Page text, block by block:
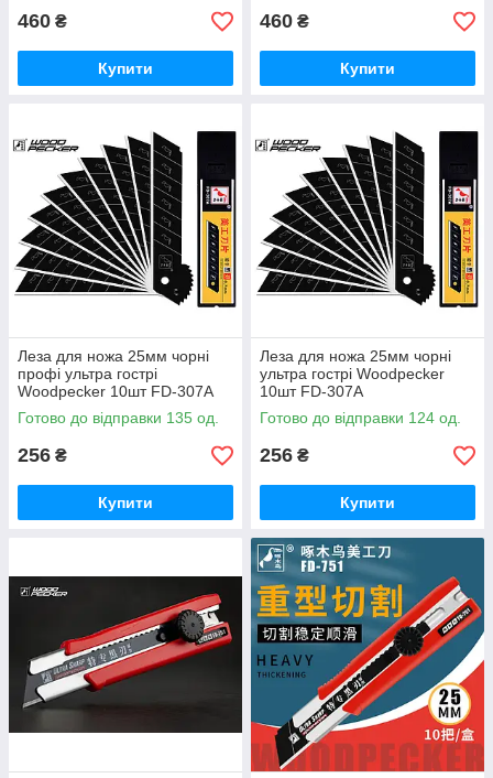
460 ₴
Купити
460 ₴
Купити
Леза для ножа 25мм чорні
профі ультра гострі
Woodpecker 10шт FD-307A
Готово до відправки 135 од.
256 ₴
Купити
Леза для ножа 25мм чорні
ультра гострі Woodpecker
10шт FD-307A
Готово до відправки 124 од.
256 ₴
Купити